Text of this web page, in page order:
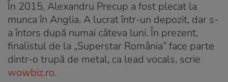
În 2015, Alexandru Precup a fost plecat la
munca în Anglia. A lucrat într-un depozit, dar s-
a întors după numai câteva luni. În prezent,
finalistul de la „Superstar România” face parte
dintr-o trupă de metal, ca lead vocals, scrie
wowbiz.ro.